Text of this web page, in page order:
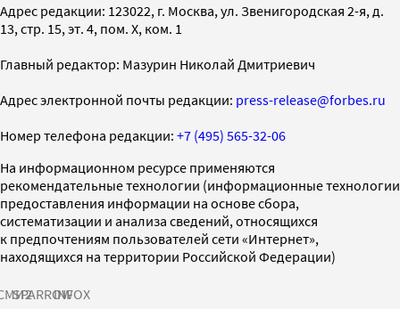
Адрес редакции: 123022, г. Москва, ул. Звенигородская 2-я, д.
13, стр. 15, эт. 4, пом. X, ком. 1
Главный редактор: Мазурин Николай Дмитриевич
Адрес электронной почты редакции: press-release@forbes.ru
Номер телефона редакции: +7 (495) 565-32-06
На информационном ресурсе применяются
рекомендательные технологии (информационные технологии
предоставления информации на основе сбора,
систематизации и анализа сведений, относящихся
к предпочтениям пользователей сети «Интернет»,
находящихся на территории Российской Федерации)
SPARROWINFOX